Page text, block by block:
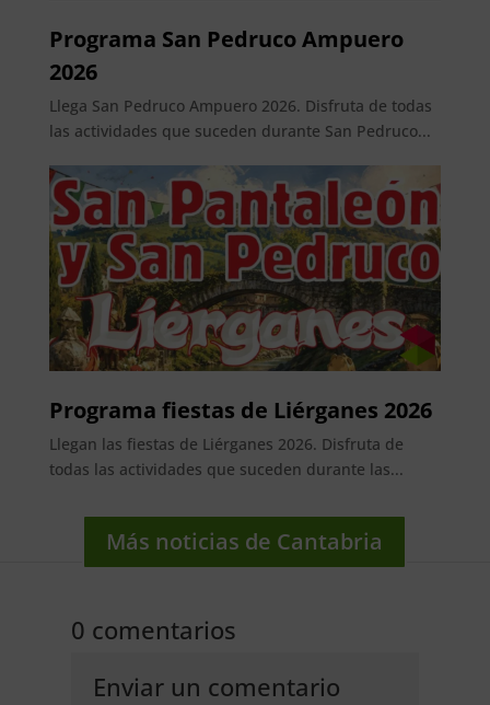
Programa San Pedruco Ampuero
2026
Llega San Pedruco Ampuero 2026. Disfruta de todas
las actividades que suceden durante San Pedruco...
Programa fiestas de Liérganes 2026
Llegan las fiestas de Liérganes 2026. Disfruta de
todas las actividades que suceden durante las...
Más noticias de Cantabria
0 comentarios
Enviar un comentario